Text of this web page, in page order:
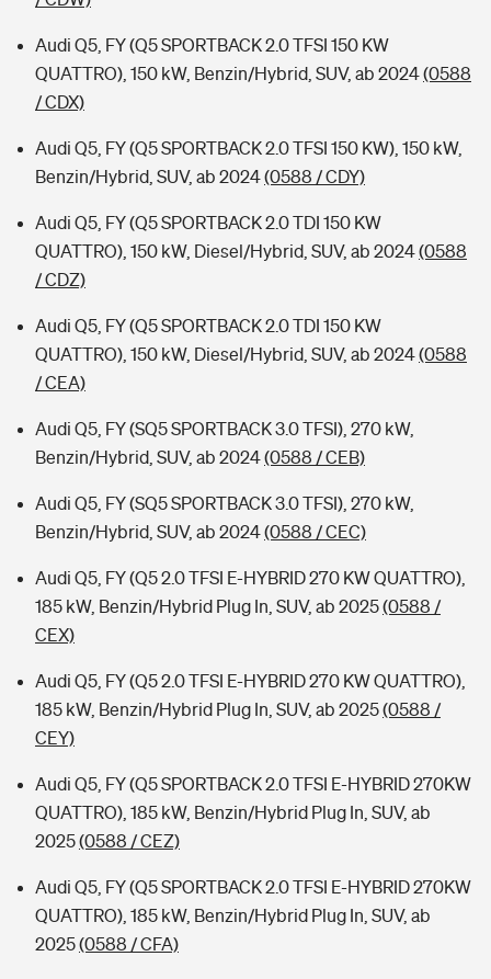
Audi Q5, FY (Q5 SPORTBACK 2.0 TFSI 150 KW
QUATTRO), 150 kW, Benzin/Hybrid, SUV, ab 2024(0588
/ CDX)
Audi Q5, FY (Q5 SPORTBACK 2.0 TFSI 150 KW), 150 kW,
Benzin/Hybrid, SUV, ab 2024(0588 / CDY)
Audi Q5, FY (Q5 SPORTBACK 2.0 TDI 150 KW
QUATTRO), 150 kW, Diesel/Hybrid, SUV, ab 2024(0588
/ CDZ)
Audi Q5, FY (Q5 SPORTBACK 2.0 TDI 150 KW
QUATTRO), 150 kW, Diesel/Hybrid, SUV, ab 2024(0588
/ CEA)
Audi Q5, FY (SQ5 SPORTBACK 3.0 TFSI), 270 kW,
Benzin/Hybrid, SUV, ab 2024(0588 / CEB)
Audi Q5, FY (SQ5 SPORTBACK 3.0 TFSI), 270 kW,
Benzin/Hybrid, SUV, ab 2024(0588 / CEC)
Audi Q5, FY (Q5 2.0 TFSI E-HYBRID 270 KW QUATTRO),
185 kW, Benzin/Hybrid Plug In, SUV, ab 2025(0588 /
CEX)
Audi Q5, FY (Q5 2.0 TFSI E-HYBRID 270 KW QUATTRO),
185 kW, Benzin/Hybrid Plug In, SUV, ab 2025(0588 /
CEY)
Audi Q5, FY (Q5 SPORTBACK 2.0 TFSI E-HYBRID 270KW
QUATTRO), 185 kW, Benzin/Hybrid Plug In, SUV, ab
2025(0588 / CEZ)
Audi Q5, FY (Q5 SPORTBACK 2.0 TFSI E-HYBRID 270KW
QUATTRO), 185 kW, Benzin/Hybrid Plug In, SUV, ab
2025(0588 / CFA)